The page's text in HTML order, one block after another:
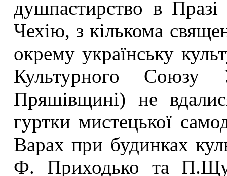
душпастирство в
Чехію, з кількома
окрему українську
Культурного Союзу
Пряшівщині) не
гуртки мистецької
Варах при будинках
Ф. Приходько та